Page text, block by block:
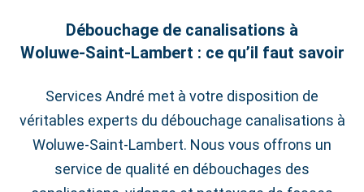
Débouchage de canalisations à
Woluwe‑Saint‑Lambert : ce qu’il faut savoir
Services André met à votre disposition de
véritables experts du débouchage canalisations à
Woluwe‑Saint‑Lambert. Nous vous offrons un
service de qualité en débouchages des